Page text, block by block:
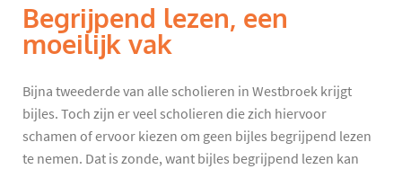
Begrijpend lezen, een
moeilijk vak
Bijna tweederde van alle scholieren in Westbroek krijgt
bijles. Toch zijn er veel scholieren die zich hiervoor
schamen of ervoor kiezen om geen bijles begrijpend lezen
te nemen. Dat is zonde, want bijles begrijpend lezen kan